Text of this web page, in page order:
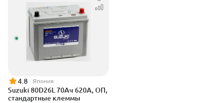
4.8 Япония
Suzuki 80D26L 70Ач 620А, ОП,
стандартные клеммы